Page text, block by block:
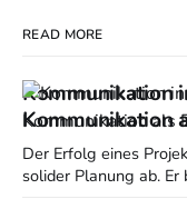
READ MORE
Kommunikation
Kommunikation
Der Erfolg eines
solider Planung ab.